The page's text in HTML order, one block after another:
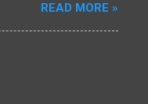
a vítima estava
Os pais
estar. Segundo
segunda-feira pela
READ MORE »